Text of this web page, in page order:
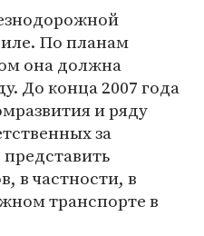
По планам
она должна
До конца 2007 года
и ряду
за
в частности, в
транспорте в